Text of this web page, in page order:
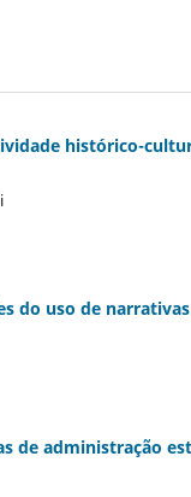
histórico-
do uso de
de administração